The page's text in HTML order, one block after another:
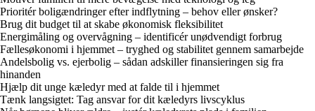
Prioritér boligændringer efter indflytning – behov eller ønsker?
Brug dit budget til at skabe økonomisk fleksibilitet
Energimåling og overvågning – identificér unødvendigt forbrug
Fællesøkonomi i hjemmet – tryghed og stabilitet gennem samarbejde
Andelsbolig vs. ejerbolig – sådan adskiller finansieringen sig fra
hinanden
Hjælp dit unge kæledyr med at falde til i hjemmet
Tænk langsigtet: Tag ansvar for dit kæledyrs livscyklus